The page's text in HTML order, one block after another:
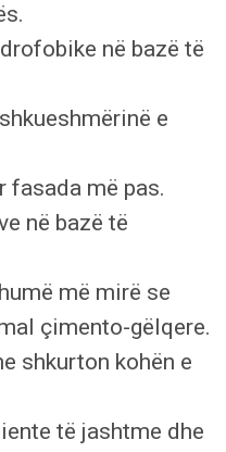
në bazë të
e
fasada më pas.
në bazë të
më mirë se
çimento-gëlqere.
shkurton kohën e
të jashtme dhe